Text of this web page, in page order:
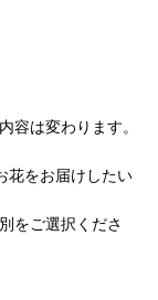
容は変わります。
花をお届けしたい
をご選択くださ